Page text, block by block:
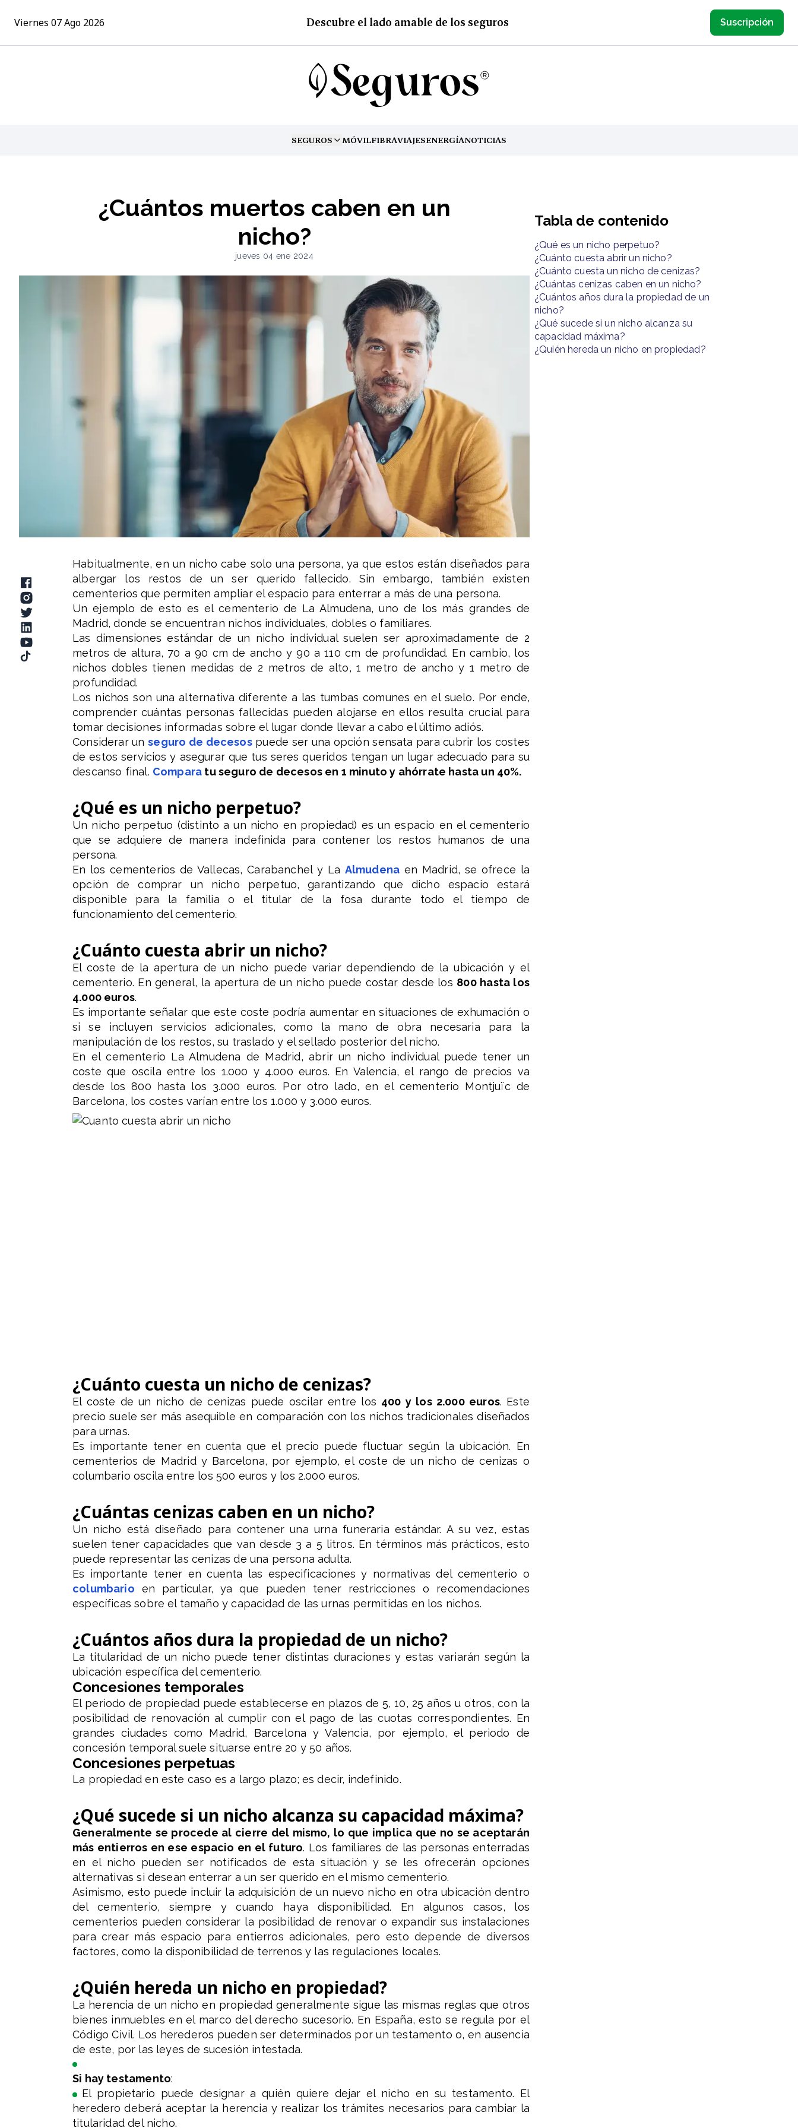
Viernes 07 Ago 2026 Descubre el lado amable de los seguros Suscripción
SEGUROS
TOGGLE MENUMÓVILFIBRAVIAJESENERGÍANOTICIAS
¿Cuántos muertos caben en un
nicho?
jueves 04 ene 2024
Habitualmente, en un nicho cabe solo una persona, ya que estos están diseñados para
albergar los restos de un ser querido fallecido. Sin embargo, también existen
cementerios que permiten ampliar el espacio para enterrar a más de una persona.
Un ejemplo de esto es el cementerio de La Almudena, uno de los más grandes de
Madrid, donde se encuentran nichos individuales, dobles o familiares.
Las dimensiones estándar de un nicho individual suelen ser aproximadamente de 2
metros de altura, 70 a 90 cm de ancho y 90 a 110 cm de profundidad. En cambio, los
nichos dobles tienen medidas de 2 metros de alto, 1 metro de ancho y 1 metro de
profundidad.
Los nichos son una alternativa diferente a las tumbas comunes en el suelo. Por ende,
comprender cuántas personas fallecidas pueden alojarse en ellos resulta crucial para
tomar decisiones informadas sobre el lugar donde llevar a cabo el último adiós.
Considerar unseguro de decesospuede ser una opción sensata para cubrir los costes
de estos servicios y asegurar que tus seres queridos tengan un lugar adecuado para su
descanso final. Compara tu seguro de decesos en 1 minuto y ahórrate hasta un 40%.
¿Qué es un nicho perpetuo?
Un nicho perpetuo (distinto a un nicho en propiedad) es un espacio en el cementerio
que se adquiere de manera indefinida para contener los restos humanos de una
persona.
En los cementerios de Vallecas, Carabanchel y La Almudena en Madrid, se ofrece la
opción de comprar un nicho perpetuo, garantizando que dicho espacio estará
disponible para la familia o el titular de la fosa durante todo el tiempo de
funcionamiento del cementerio.
¿Cuánto cuesta abrir un nicho?
El coste de la apertura de un nicho puede variar dependiendo de la ubicación y el
cementerio. En general, la apertura de un nicho puede costar desde los 800 hasta los
4.000 euros.
Es importante señalar que este coste podría aumentar en situaciones de exhumación o
si se incluyen servicios adicionales, como la mano de obra necesaria para la
manipulación de los restos, su traslado y el sellado posterior del nicho.
En el cementerio La Almudena de Madrid, abrir un nicho individual puede tener un
coste que oscila entre los 1.000 y 4.000 euros. En Valencia, el rango de precios va
desde los 800 hasta los 3.000 euros. Por otro lado, en el cementerio Montjuïc de
Barcelona, los costes varían entre los 1.000 y 3.000 euros.
¿Cuánto cuesta un nicho de cenizas?
El coste de un nicho de cenizas puede oscilar entre los 400 y los 2.000 euros. Este
precio suele ser más asequible en comparación con los nichos tradicionales diseñados
para urnas.
Es importante tener en cuenta que el precio puede fluctuar según la ubicación. En
cementerios de Madrid y Barcelona, por ejemplo, el coste de un nicho de cenizas o
columbario oscila entre los 500 euros y los 2.000 euros.
¿Cuántas cenizas caben en un nicho?
Un nicho está diseñado para contener una urna funeraria estándar. A su vez, estas
suelen tener capacidades que van desde 3 a 5 litros. En términos más prácticos, esto
puede representar las cenizas de una persona adulta.
Es importante tener en cuenta las especificaciones y normativas del cementerio o
columbario en particular, ya que pueden tener restricciones o recomendaciones
específicas sobre el tamaño y capacidad de las urnas permitidas en los nichos.
¿Cuántos años dura la propiedad de un nicho?
La titularidad de un nicho puede tener distintas duraciones y estas variarán según la
ubicación específica del cementerio.
Concesiones temporales
El periodo de propiedad puede establecerse en plazos de 5, 10, 25 años u otros, con la
posibilidad de renovación al cumplir con el pago de las cuotas correspondientes. En
grandes ciudades como Madrid, Barcelona y Valencia, por ejemplo, el periodo de
concesión temporal suele situarse entre 20 y 50 años.
Concesiones perpetuas
La propiedad en este caso es a largo plazo; es decir, indefinido.
¿Qué sucede si un nicho alcanza su capacidad máxima?
Generalmente se procede al cierre del mismo, lo que implica que no se aceptarán
más entierros en ese espacio en el futuro. Los familiares de las personas enterradas
en el nicho pueden ser notificados de esta situación y se les ofrecerán opciones
alternativas si desean enterrar a un ser querido en el mismo cementerio.
Asimismo, esto puede incluir la adquisición de un nuevo nicho en otra ubicación dentro
del cementerio, siempre y cuando haya disponibilidad. En algunos casos, los
cementerios pueden considerar la posibilidad de renovar o expandir sus instalaciones
para crear más espacio para entierros adicionales, pero esto depende de diversos
factores, como la disponibilidad de terrenos y las regulaciones locales.
¿Quién hereda un nicho en propiedad?
La herencia de un nicho en propiedad generalmente sigue las mismas reglas que otros
bienes inmuebles en el marco del derecho sucesorio. En España, esto se regula por el
Código Civil. Los herederos pueden ser determinados por un testamento o, en ausencia
de este, por las leyes de sucesión intestada.
Si hay testamento:
El propietario puede designar a quién quiere dejar el nicho en su testamento. El
heredero deberá aceptar la herencia y realizar los trámites necesarios para cambiar la
titularidad del nicho.
Tabla de contenido
¿Qué es un nicho perpetuo?
¿Cuánto cuesta abrir un nicho?
¿Cuánto cuesta un nicho de cenizas?
¿Cuántas cenizas caben en un nicho?
¿Cuántos años dura la propiedad de un
nicho?
¿Qué sucede si un nicho alcanza su
capacidad máxima?
¿Quién hereda un nicho en propiedad?